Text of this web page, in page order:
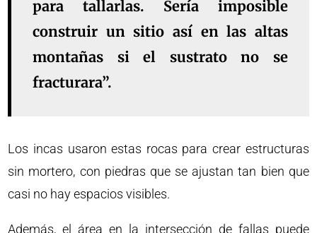
para tallarlas. Sería imposible
construir un sitio así en las altas
montañas si el sustrato no se
fracturara”.
Los incas usaron estas rocas para crear estructuras
sin mortero, con piedras que se ajustan tan bien que
casi no hay espacios visibles.
Además, el área en la intersección de fallas puede